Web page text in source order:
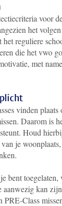
voor
het
het reguliere
die het vwo
met
vinden
Daarom is
Houd
je
bent
kan
PRE-Class